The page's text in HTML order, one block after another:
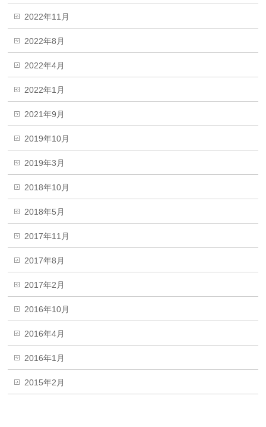
2022年11月
2022年8月
2022年4月
2022年1月
2021年9月
2019年10月
2019年3月
2018年10月
2018年5月
2017年11月
2017年8月
2017年2月
2016年10月
2016年4月
2016年1月
2015年2月